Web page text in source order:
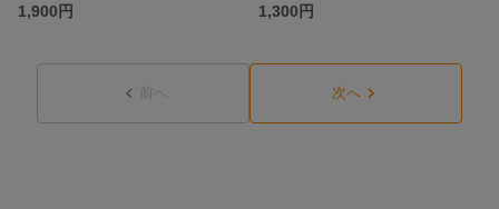
1,900円
1,300円
前へ 次へ